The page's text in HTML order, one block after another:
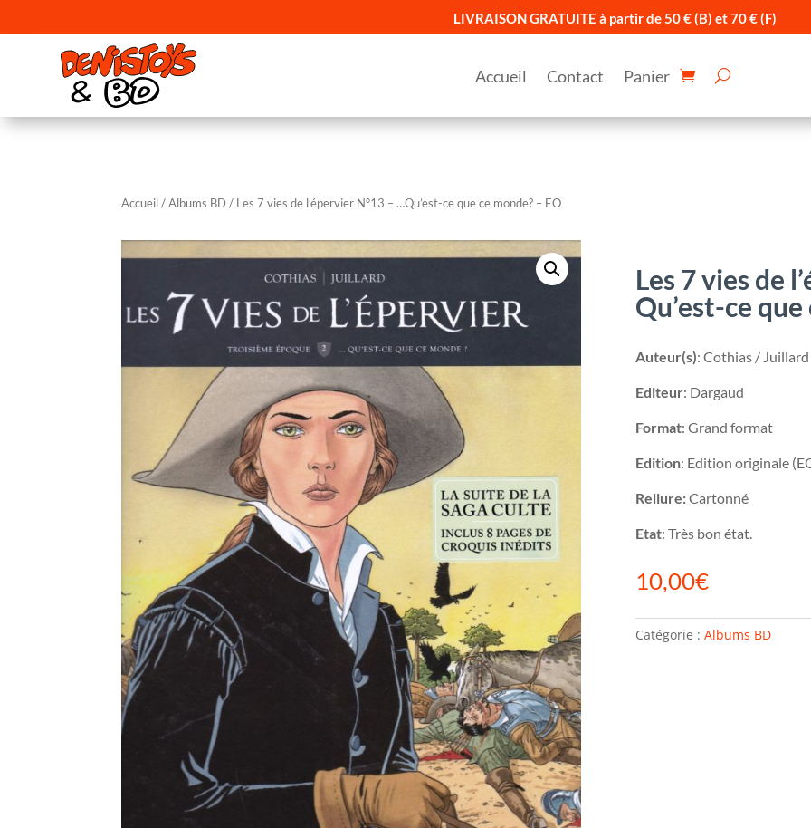
LIVRAISON GRATUITE à partir de 50 € (B) et 70 € (F)
Accueil Contact Panier
Accueil/Albums BD / Les 7 vies de l’épervier N°13 – …Qu’est-ce que ce monde? – EO
Les 7 vies de
Qu’est-ce
Auteur(s): Cothias / Juillard
Editeur: Dargaud
Format: Grand format
Edition: Edition originale
Reliure:Cartonné
Etat: Très bon état.
10,00€
Catégorie : Albums BD